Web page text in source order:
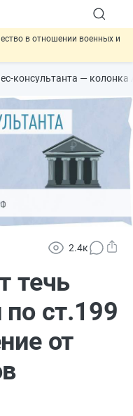
в отношении военных и
игроков в видеоиграх
в силу сегодня
трудовых и ГПХ-
консультанта —
2.4к
течь
по ст.199
от